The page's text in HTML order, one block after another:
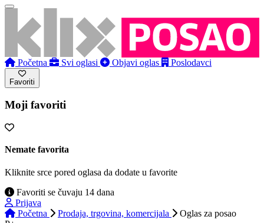
Početna Svi oglasi Objavi oglas Poslodavci
Favoriti
Moji favoriti
Nemate favorita
Kliknite srce pored oglasa da dodate u favorite
Favoriti se čuvaju 14 dana
Prijava
Početna
Prodaja, trgovina, komercijala Oglas za posao